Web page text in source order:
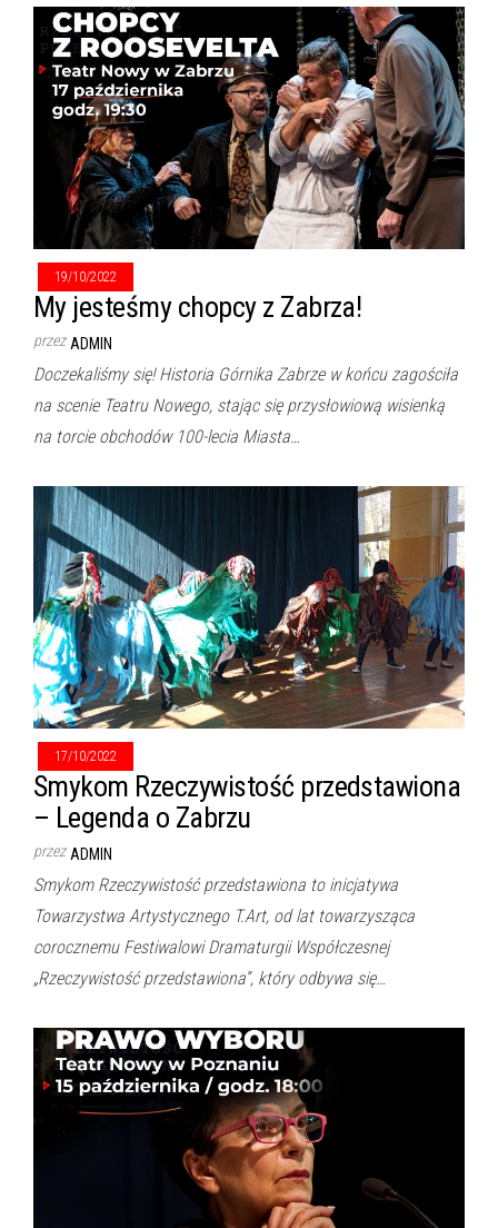
19/10/2022
My jesteśmy chopcy z Zabrza!
przez ADMIN
Doczekaliśmy się! Historia Górnika Zabrze w końcu zagościła
na scenie Teatru Nowego, stając się przysłowiową wisienką
na torcie obchodów 100-lecia Miasta…
17/10/2022
Smykom Rzeczywistość przedstawiona
– Legenda o Zabrzu
przez ADMIN
Smykom Rzeczywistość przedstawiona to inicjatywa
Towarzystwa Artystycznego T.Art, od lat towarzysząca
corocznemu Festiwalowi Dramaturgii Współczesnej
„Rzeczywistość przedstawiona”, który odbywa się…